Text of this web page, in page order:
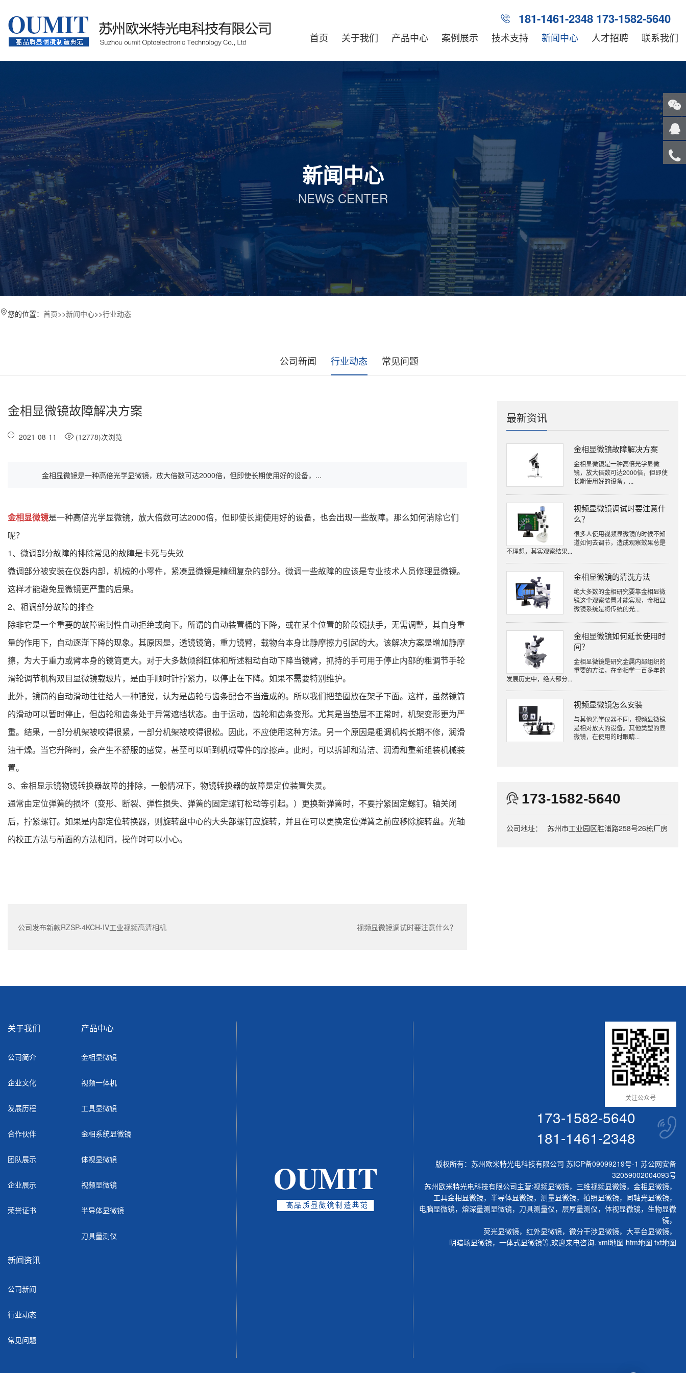
181-1461-2348 173-1582-5640
首页 关于我们 产品中心 案例展示 技术支持 新闻中心 人才招聘 联系我们
新闻中心
NEWS CENTER
您的位置： 首页>>新闻中心>>行业动态
公司新闻 行业动态 常见问题
金相显微镜故障解决方案
2021-08-11 (12778)次浏览
金相显微镜是一种高倍光学显微镜，放大倍数可达2000倍，但即使长期使用好的设备，...
金相显微镜是一种高倍光学显微镜，放大倍数可达2000倍，但即使长期使用好的设备，也会出现一些故障。那么如何消除它们
呢？
1、微调部分故障的排除常见的故障是卡死与失效
微调部分被安装在仪器内部，机械的小零件，紧凑显微镜是精细复杂的部分。微调一些故障的应该是专业技术人员修理显微镜。
这样才能避免显微镜更严重的后果。
2、粗调部分故障的排查
除非它是一个重要的故障密封性自动拒绝或向下。所谓的自动装置桶的下降，或在某个位置的阶段镜扶手，无需调整，其自身重
量的作用下，自动逐渐下降的现象。其原因是，透镜镜筒，重力镜臂，载物台本身比静摩擦力引起的大。该解决方案是增加静摩
擦，为大于重力或臂本身的镜筒更大。对于大多数倾斜缸体和所述粗动自动下降当镜臂，抓持的手可用于停止内部的粗调节手轮
滑轮调节机构双目显微镜载玻片，是由手顺时针拧紧力，以停止在下降。如果不需要特别维护。
此外，镜筒的自动滑动往往给人一种错觉，认为是齿轮与齿条配合不当造成的。所以我们把垫圈放在架子下面。这样，虽然镜筒
的滑动可以暂时停止，但齿轮和齿条处于异常遮挡状态。由于运动，齿轮和齿条变形。尤其是当垫层不正常时，机架变形更为严
重。结果，一部分机架被咬得很紧，一部分机架被咬得很松。因此，不应使用这种方法。另一个原因是粗调机构长期不修，润滑
油干燥。当它升降时，会产生不舒服的感觉，甚至可以听到机械零件的摩擦声。此时，可以拆卸和清洁、润滑和重新组装机械装
置。
3、金相显示镜物镜转换器故障的排除，一般情况下，物镜转换器的故障是定位装置失灵。
通常由定位弹簧的损坏（变形、断裂、弹性损失、弹簧的固定螺钉松动等引起。）更换新弹簧时，不要拧紧固定螺钉。轴关闭
后，拧紧螺钉。如果是内部定位转换器，则旋转盘中心的大头部螺钉应旋转，并且在可以更换定位弹簧之前应移除旋转盘。光轴
的校正方法与前面的方法相同，操作时可以小心。
公司发布新款RZSP-4KCH-IV工业视频高清相机 视频显微镜调试时要注意什么？
最新资讯
金相显微镜故障解决方案
金相显微镜是一种高倍光学显微
镜，放大倍数可达2000倍，但即使
长期使用好的设备，...
视频显微镜调试时要注意什
么？
很多人使用视频显微镜的时候不知
道如何去调节，造成观察效果总是
不理想，其实观察结果...
金相显微镜的清洗方法
绝大多数的金相研究要靠金相显微
镜这个观察装置才能实现，金相显
微镜系统是将传统的光...
金相显微镜如何延长使用时
间？
金相显微镜是研究金属内部组织的
重要的方法，在金相学一百多年的
发展历史中，绝大部分...
视频显微镜怎么安装
与其他光学仪器不同，视频显微镜
是相对放大的设备。其他类型的显
微镜，在使用的时眼睛...
173-1582-5640
公司地址： 苏州市工业园区胜浦路258号26栋厂房
关于我们
公司简介
企业文化
发展历程
合作伙伴
团队展示
企业展示
荣誉证书
产品中心
金相显微镜
视频一体机
工具显微镜
金相系统显微镜
体视显微镜
视频显微镜
半导体显微镜
刀具量测仪
新闻资讯
公司新闻
行业动态
常见问题
关注公众号
173-1582-5640
181-1461-2348
版权所有：苏州欧米特光电科技有限公司 苏ICP备09099219号-1 苏公网安备
32059002004093号
苏州欧米特光电科技有限公司主营:视频显微镜， 三维视频显微镜， 金相显微镜，
工具金相显微镜， 半导体显微镜， 测量显微镜， 拍照显微镜， 同轴光显微镜，
电脑显微镜， 熔深量测显微镜， 刀具测量仪， 层厚量测仪， 体视显微镜， 生物显微
镜，
荧光显微镜， 红外显微镜， 微分干涉显微镜， 大平台显微镜，
明暗场显微镜， 一体式显微镜等,欢迎来电咨询. xml地图 htm地图 txt地图
关注
微信
客服
顶部